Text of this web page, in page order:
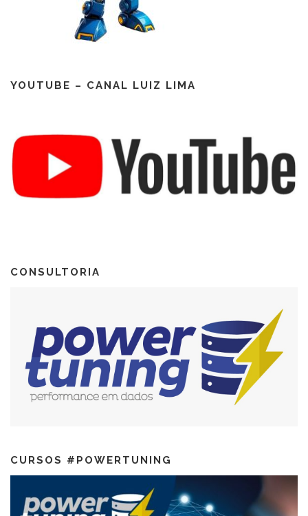
YOUTUBE – CANAL LUIZ LIMA
CONSULTORIA
CURSOS #POWERTUNING